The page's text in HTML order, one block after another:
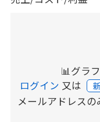
📊グラ
ログイン 又は
メールアドレスの